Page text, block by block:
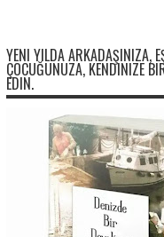
YENI YILDA ARKADAŞINIZA,
ÇOCUĞUNUZA, KENDINIZE
EDIN.